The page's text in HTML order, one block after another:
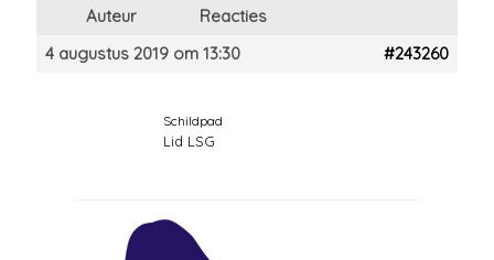
Auteur
Reacties
4 augustus 2019 om 13:30
#243260
Schildpad
Lid LSG